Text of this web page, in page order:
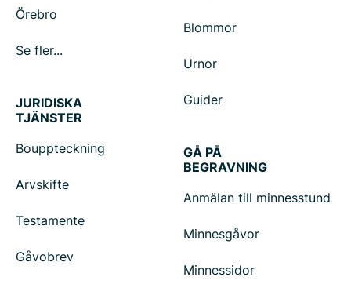
Örebro
Se fler...
Blommor
Urnor
Guider
JURIDISKA
TJÄNSTER
Bouppteckning
Arvskifte
Testamente
Gåvobrev
GÅ PÅ
BEGRAVNING
Anmälan till minnesstund
Minnesgåvor
Minnessidor